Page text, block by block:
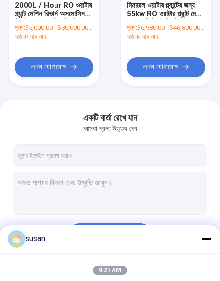
2000L / Hour RO ওয়াটার
প্ল্যান্ট মেশিন রিভার্স অসমোসিস
সিস্টেম
মূল্য:$5,000.00 - $30,000.00/Sets
সর্বশেষ দাম পান
এখন যোগাযোগ
মিনারেল ওয়াটার প্ল্যান্টের জন্য
55kw RO ওয়াটার প্ল্যান্ট মেশিন
মূল্য:$6,980.00 - $46,800.00/Sets
সর্বশেষ দাম পান
এখন যোগাযোগ
একটি বার্তা রেখে যান
আমরা দ্রুত উত্তর দেব
susan
9:27 AM